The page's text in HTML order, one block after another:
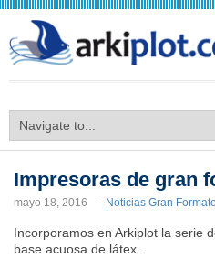
Impresoras de gran
mayo 18, 2016 - Noticias Gran
Incorporamos en Arkiplot la serie
base acuosa de látex.